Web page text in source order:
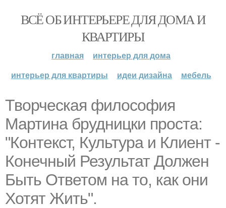
ВСЁ ОБ ИНТЕРЬЕРЕ ДЛЯ ДОМА И
КВАРТИРЫ
главная
интерьер для дома
интерьер для квартиры
идеи дизайна мебель
Творческая философия
Мартина брудницки проста:
"Контекст, Культура и Клиент -
Конечный Результат Должен
Быть Ответом на то, как они
Хотят Жить".